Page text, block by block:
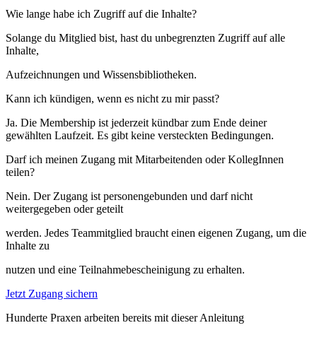
Wie lange habe ich Zugriff auf die Inhalte?
Solange du Mitglied bist, hast du unbegrenzten Zugriff auf alle
Inhalte,
Aufzeichnungen und Wissensbibliotheken.
Kann ich kündigen, wenn es nicht zu mir passt?
Ja. Die Membership ist jederzeit kündbar zum Ende deiner
gewählten Laufzeit. Es gibt keine versteckten Bedingungen.
Darf ich meinen Zugang mit Mitarbeitenden oder KollegInnen
teilen?
Nein. Der Zugang ist personengebunden und darf nicht
weitergegeben oder geteilt
werden. Jedes Teammitglied braucht einen eigenen Zugang, um die
Inhalte zu
nutzen und eine Teilnahmebescheinigung zu erhalten.
Jetzt Zugang sichern
Hunderte Praxen arbeiten bereits mit dieser Anleitung